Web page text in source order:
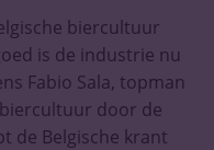
biercultuur
is de industrie nu
Fabio Sala, topman
door de
de Belgische krant